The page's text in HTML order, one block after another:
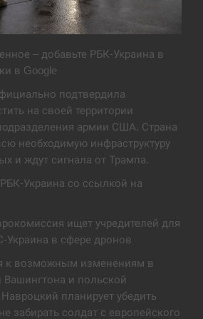
Стефанишиной вручили новое
избирают меру…
ракетний підрозділ КНДР –
для ПВО сократились втрое,
они…
чотири баржі для
– добавьте РБК-Украина в
в Google
подтвердила
на своей территории
армии США. Страна
необходимую инфраструктуру
и ждут сигнала от Трампа.
Украина со ссылкой на
ищет учредителей для
Украина в сфере дронов
к возможным изменениям в
Вашингтона и польской
планирует убедить
забирать солдат с европейского